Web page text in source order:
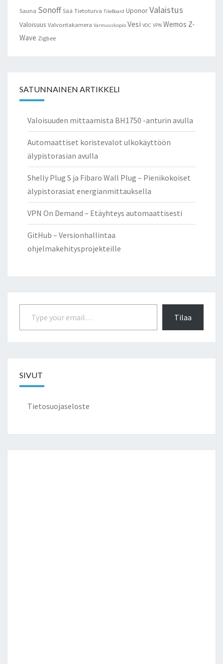
Sauna Sonoff Sää Tietoturva TileBoard UponorValaistus
Valoisuus Valvontakamera Varmuuskopio Vesi VOC VPN Wemos Z-
Wave Zigbee
SATUNNAINEN ARTIKKELI
Valoisuuden mittaamista BH1750 -anturin avulla
Automaattiset koristevalot ulkokäyttöön
älypistorasian avulla
Shelly Plug S ja Fibaro Wall Plug – Pienikokoiset
älypistorasiat energianmittauksella
VPN On Demand – Etäyhteys automaattisesti
GitHub – Versionhallintaa
ohjelmakehitysprojekteille
Type your email…
Tilaa
SIVUT
Tietosuojaseloste